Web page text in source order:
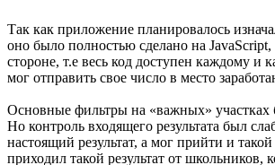
Так как приложение планировалось
оно было полностью сделано на JavaScript,
стороне, т.е весь код доступен каждому
мог отправить свое число в место
Основные фильтры на «важных»
Но контроль входящего результата был
настоящий результат, а мог прийти и
приходил такой результат от школьников,